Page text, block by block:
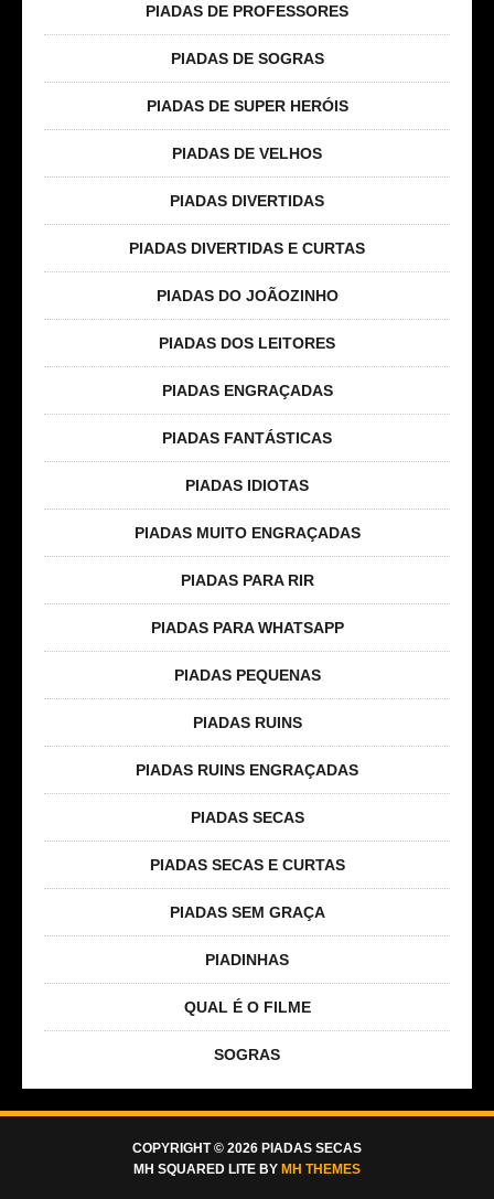
PIADAS DE PROFESSORES
PIADAS DE SOGRAS
PIADAS DE SUPER HERÓIS
PIADAS DE VELHOS
PIADAS DIVERTIDAS
PIADAS DIVERTIDAS E CURTAS
PIADAS DO JOÃOZINHO
PIADAS DOS LEITORES
PIADAS ENGRAÇADAS
PIADAS FANTÁSTICAS
PIADAS IDIOTAS
PIADAS MUITO ENGRAÇADAS
PIADAS PARA RIR
PIADAS PARA WHATSAPP
PIADAS PEQUENAS
PIADAS RUINS
PIADAS RUINS ENGRAÇADAS
PIADAS SECAS
PIADAS SECAS E CURTAS
PIADAS SEM GRAÇA
PIADINHAS
QUAL É O FILME
SOGRAS
COPYRIGHT © 2026 PIADAS SECAS
MH SQUARED LITE BY MH THEMES